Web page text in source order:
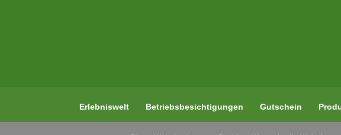
Erlebniswelt Betriebsbesichtigungen Gutschein